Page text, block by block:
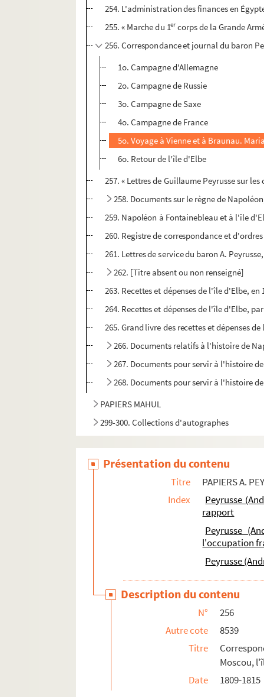
254. L'administration des finances en
255. « Marche du 1er corps de la Grande
256. Correspondance et journal du baron
1o. Campagne d'Allemagne
2o. Campagne de Russie
3o. Campagne de Saxe
4o. Campagne de France
5o. Voyage à Vienne et à Braunau.
6o. Retour de l'île d'Elbe
257. « Lettres de Guillaume Peyrusse sur
258. Documents sur le règne de
259. Napoléon à Fontainebleau et à l'île
260. Registre de correspondance et
261. Lettres de service du baron A.
262. [Titre absent ou non renseigné]
263. Recettes et dépenses de l'île d'Elbe, en
264. Recettes et dépenses de l'île d'Elbe,
265. Grand livre des recettes et dépenses
266. Documents relatifs à l'histoire de
267. Documents pour servir à l'histoire
268. Documents pour servir à l'histoire
PAPIERS MAHUL
299-300. Collections d'autographes
Présentation du contenu
Titre
PAPIERS A.
Index
Peyrusse
rapport
Peyrusse
l'occupation
Peyrusse
Description du contenu
N°
256
Autre cote
8539
Titre
Moscou,
Date
1809-1815